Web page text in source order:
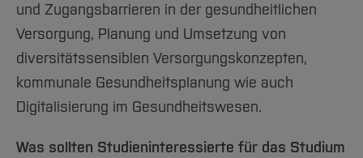
und Zugangsbarrieren in der gesundheitlichen
Versorgung, Planung und Umsetzung von
diversitätssensiblen Versorgungskonzepten,
kommunale Gesundheitsplanung wie auch
Digitalisierung im Gesundheitswesen.
Was sollten Studieninteressierte für das Studium